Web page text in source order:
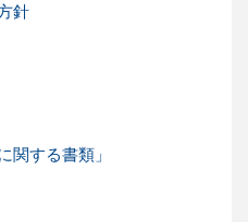
針
関する書類」